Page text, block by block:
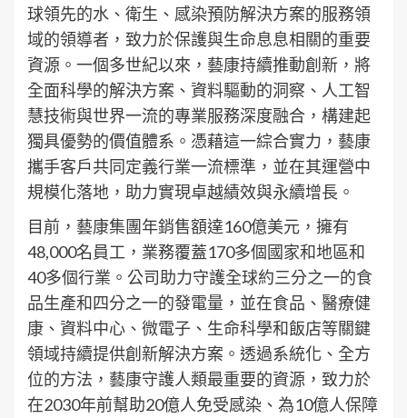
球領先的水、衛生、感染預防解決方案的服務領
域的領導者，致力於保護與生命息息相關的重要
資源。一個多世紀以來，藝康持續推動創新，將
全面科學的解決方案、資料驅動的洞察、人工智
慧技術與世界一流的專業服務深度融合，構建起
獨具優勢的價值體系。憑藉這一綜合實力，藝康
攜手客戶共同定義行業一流標準，並在其運營中
規模化落地，助力實現卓越績效與永續增長。
目前，藝康集團年銷售額達160億美元，擁有
48,000名員工，業務覆蓋170多個國家和地區和
40多個行業。公司助力守護全球約三分之一的食
品生產和四分之一的發電量，並在食品、醫療健
康、資料中心、微電子、生命科學和飯店等關鍵
領域持續提供創新解決方案。透過系統化、全方
位的方法，藝康守護人類最重要的資源，致力於
在2030年前幫助20億人免受感染、為10億人保障